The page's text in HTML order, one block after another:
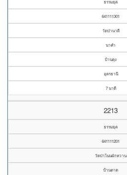
ธรรมยุต
641111301
วัดป่านาดี
นาคำ
บ้านดุง
อุดรธานี
7 นาดี
2213
ธรรมยุต
641111201
วัดป่าโนนผักหวาน
บ้านตาด